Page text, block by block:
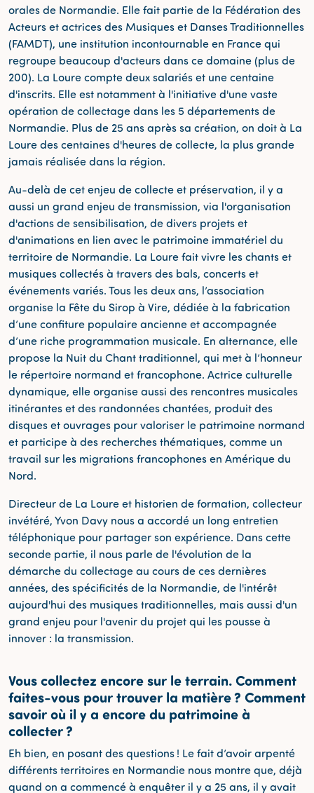
orales de Normandie. Elle fait partie de la Fédération des
Acteurs et actrices des Musiques et Danses Traditionnelles
(FAMDT), une institution incontournable en France qui
regroupe beaucoup d'acteurs dans ce domaine (plus de
200). La Loure compte deux salariés et une centaine
d'inscrits. Elle est notamment à l'initiative d'une vaste
opération de collectage dans les 5 départements de
Normandie. Plus de 25 ans après sa création, on doit à La
Loure des centaines d'heures de collecte, la plus grande
jamais réalisée dans la région.
Au-delà de cet enjeu de collecte et préservation, il y a
aussi un grand enjeu de transmission, via l'organisation
d'actions de sensibilisation, de divers projets et
d'animations en lien avec le patrimoine immatériel du
territoire de Normandie. La Loure fait vivre les chants et
musiques collectés à travers des bals, concerts et
événements variés. Tous les deux ans, l’association
organise la Fête du Sirop à Vire, dédiée à la fabrication
d’une confiture populaire ancienne et accompagnée
d’une riche programmation musicale. En alternance, elle
propose la Nuit du Chant traditionnel, qui met à l’honneur
le répertoire normand et francophone. Actrice culturelle
dynamique, elle organise aussi des rencontres musicales
itinérantes et des randonnées chantées, produit des
disques et ouvrages pour valoriser le patrimoine normand
et participe à des recherches thématiques, comme un
travail sur les migrations francophones en Amérique du
Nord.
Directeur de La Loure et historien de formation, collecteur
invétéré, Yvon Davy nous a accordé un long entretien
téléphonique pour partager son expérience. Dans cette
seconde partie, il nous parle de l'évolution de la
démarche du collectage au cours de ces dernières
années, des spécificités de la Normandie, de l'intérêt
aujourd'hui des musiques traditionnelles, mais aussi d'un
grand enjeu pour l'avenir du projet qui les pousse à
innover : la transmission.
Vous collectez encore sur le terrain. Comment
faites-vous pour trouver la matière ? Comment
savoir où il y a encore du patrimoine à
collecter ?
Eh bien, en posant des questions ! Le fait d’avoir arpenté
différents territoires en Normandie nous montre que, déjà
quand on a commencé à enquêter il y a 25 ans, il y avait